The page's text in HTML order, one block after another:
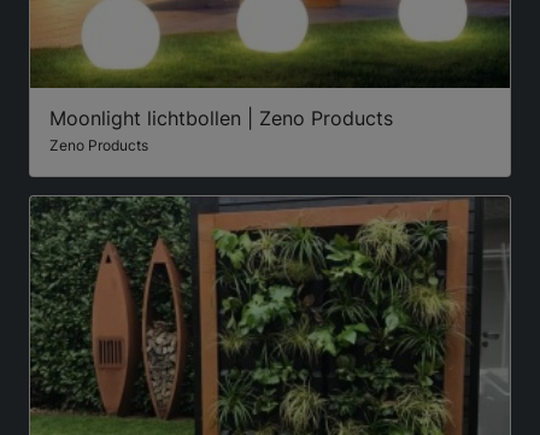
Moonlight lichtbollen | Zeno Products
Zeno Products